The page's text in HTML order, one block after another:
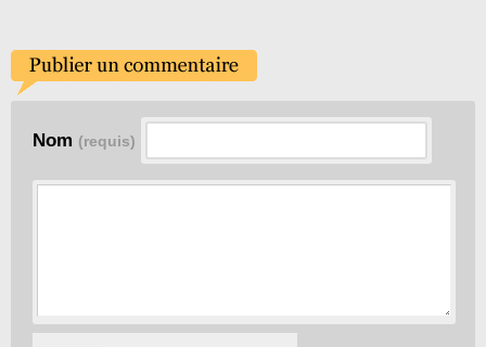
Nom (requis)